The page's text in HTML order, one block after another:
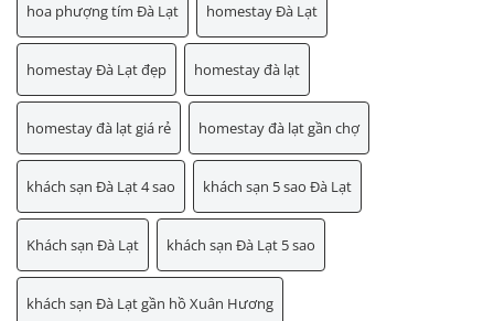
hoa phượng tím Đà Lạt homestay Đà Lạt
homestay Đà Lạt đẹp homestay đà lạt
homestay đà lạt giá rẻ homestay đà lạt gần chợ
khách sạn Đà Lạt 4 sao khách sạn 5 sao Đà Lạt
Khách sạn Đà Lạt khách sạn Đà Lạt 5 sao
khách sạn Đà Lạt gần hồ Xuân Hương